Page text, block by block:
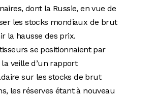
dont la Russie, en vue de
les stocks mondiaux de brut
la hausse des prix.
se positionnaient par
veille d’un rapport
sur les stocks de brut
les réserves étant à nouveau